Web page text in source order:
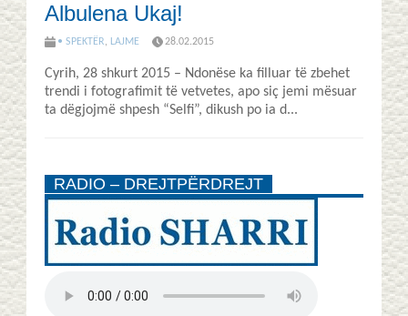
Albulena Ukaj!
• SPEKTËR, LAJME 28.02.2015
Cyrih, 28 shkurt 2015 – Ndonëse ka filluar të zbehet
trendi i fotografimit të vetvetes, apo siç jemi mësuar
ta dëgjojmë shpesh “Selfi”, dikush po ia d...
RADIO – DREJTPËRDREJT